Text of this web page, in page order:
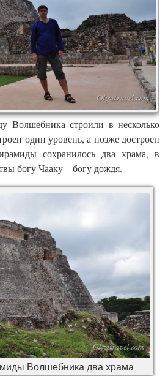
Волшебника строили в несколько
один уровень, а позже достроен
сохранилось два храма, в
богу Чааку – богу дождя.
Волшебника два храма